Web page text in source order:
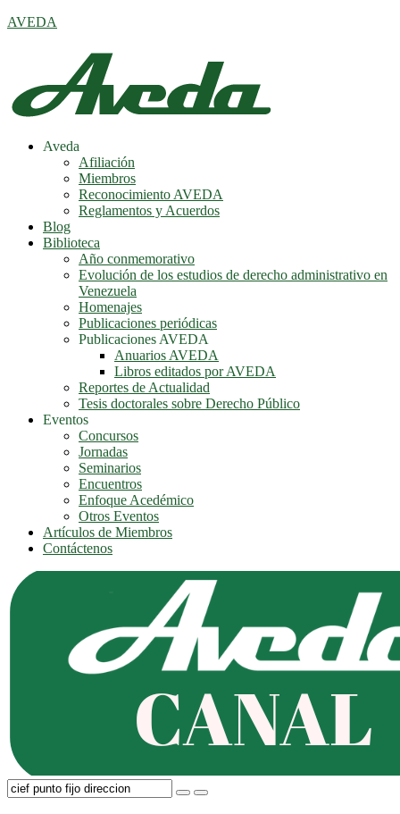
AVEDA
Menú
Aveda
Afiliación
Miembros
Reconocimiento AVEDA
Reglamentos y Acuerdos
Blog
Biblioteca
Año conmemorativo
Evolución de los estudios de derecho administrativo en
Venezuela
Homenajes
Publicaciones periódicas
Publicaciones AVEDA
Anuarios AVEDA
Libros editados por AVEDA
Reportes de Actualidad
Tesis doctorales sobre Derecho Público
Eventos
Concursos
Jornadas
Seminarios
Encuentros
Enfoque Acedémico
Otros Eventos
Artículos de Miembros
Contáctenos